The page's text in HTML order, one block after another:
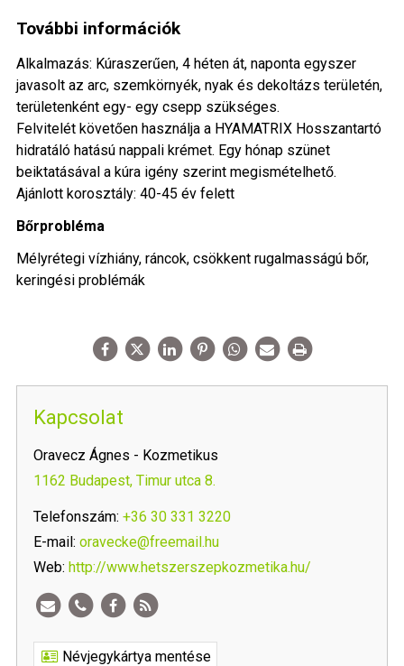
További információk
Alkalmazás: Kúraszerűen, 4 héten át, naponta egyszer
javasolt az arc, szemkörnyék, nyak és dekoltázs területén,
területenként egy- egy csepp szükséges.
Felvitelét követően használja a HYAMATRIX Hosszantartó
hidratáló hatású nappali krémet. Egy hónap szünet
beiktatásával a kúra igény szerint megismételhető.
Ajánlott korosztály: 40-45 év felett
Bőrprobléma
Mélyrétegi vízhiány, ráncok, csökkent rugalmasságú bőr,
keringési problémák
Kapcsolat
Oravecz Ágnes - Kozmetikus
1162 Budapest, Timur utca 8.
Telefonszám: +36 30 331 3220
E-mail: oravecke@freemail.hu
Web: http://www.hetszerszepkozmetika.hu/
Névjegykártya mentése